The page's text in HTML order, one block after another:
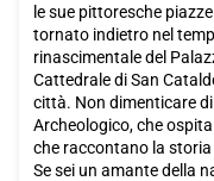
le sue pittoresche
tornato indietro nel
rinascimentale del
Cattedrale di San
città. Non dimenticare
Archeologico, che
che raccontano la
Se sei un amante della